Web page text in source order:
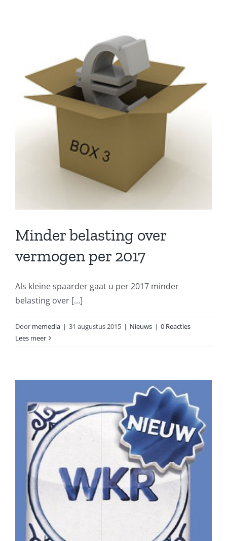
Minder belasting over
vermogen per 2017
Als kleine spaarder gaat u per 2017 minder
belasting over [...]
Door memedia | 31 augustus 2015 | Nieuws | 0 Reacties
Lees meer